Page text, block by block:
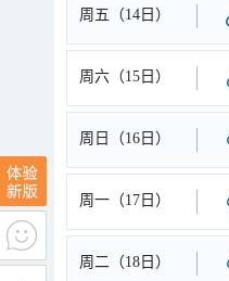
周五（14日）
周六（15日）
周日（16日）
周一（17日）
周二（18日）